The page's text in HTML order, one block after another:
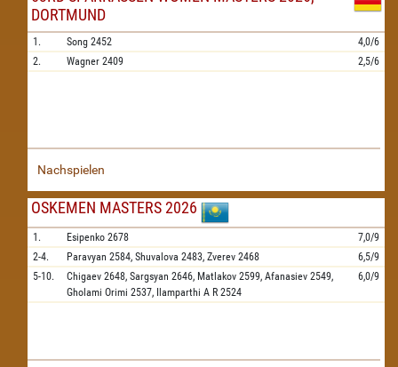
DORTMUND
1. Song 2452
4,0/6
2.
Wagner 2409 2,5/6
Nachspielen
OSKEMEN MASTERS 2026
1. Esipenko 2678
7,0/9
2-4.
Paravyan 2584, Shuvalova 2483, Zverev 2468
6,5/9
5-10.
Chigaev 2648, Sargsyan 2646, Matlakov 2599, Afanasiev 2549,
Gholami Orimi 2537, Ilamparthi A R 2524
6,0/9